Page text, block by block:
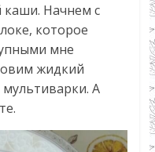
каши. Начнем с
которое
мне
жидкий
А